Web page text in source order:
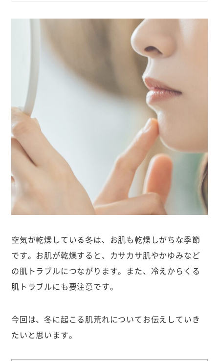
空気が乾燥している冬は、お肌も乾燥しがちな季節
です。お肌が乾燥すると、カサカサ肌やかゆみなど
の肌トラブルにつながります。また、冷えからくる
肌トラブルにも要注意です。
今回は、冬に起こる肌荒れについてお伝えしていき
たいと思います。